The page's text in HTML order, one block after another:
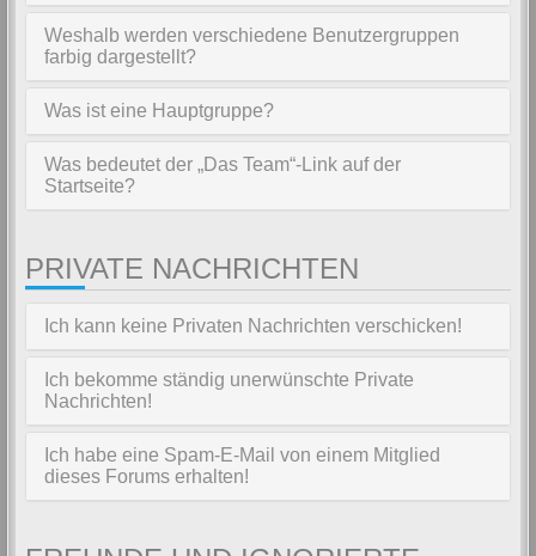
Weshalb werden verschiedene Benutzergruppen
farbig dargestellt?
Was ist eine Hauptgruppe?
Was bedeutet der „Das Team“-Link auf der
Startseite?
PRIVATE NACHRICHTEN
Ich kann keine Privaten Nachrichten verschicken!
Ich bekomme ständig unerwünschte Private
Nachrichten!
Ich habe eine Spam-E-Mail von einem Mitglied
dieses Forums erhalten!